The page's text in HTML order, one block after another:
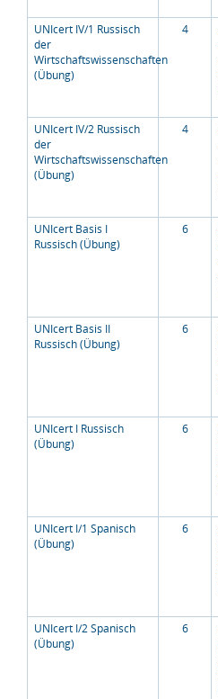
UNIcert IV/1 Russisch
der
Wirtschaftswissenschaften
(Übung)
4
UNIcert IV/2 Russisch
der
Wirtschaftswissenschaften
(Übung)
4
UNIcert Basis I
Russisch (Übung)
6
UNIcert Basis II
Russisch (Übung)
6
UNIcert I Russisch
(Übung)
6
UNIcert I/1 Spanisch
(Übung)
6
UNIcert I/2 Spanisch
(Übung)
6